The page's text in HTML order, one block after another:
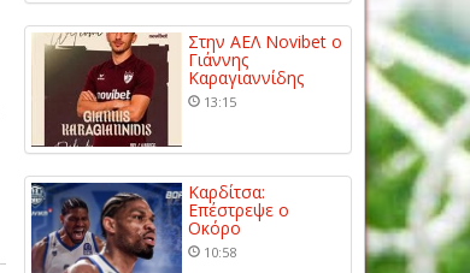
Στην ΑΕΛ Novibet ο
Γιάννης
Καραγιαννίδης
13:15
Καρδίτσα:
Επέστρεψε ο
Οκόρο
10:58